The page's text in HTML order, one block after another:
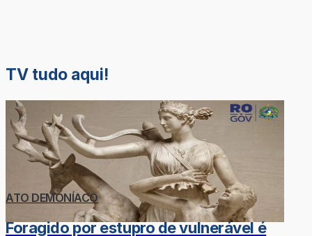
TV tudo aqui!
ATO DEMONÍACO
Foragido por estupro de vulnerável é